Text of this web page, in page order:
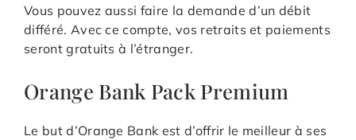
Vous pouvez aussi faire la demande d’un débit
différé. Avec ce compte, vos retraits et paiements
seront gratuits à l’étranger.
Orange Bank Pack Premium
Le but d’Orange Bank est d’offrir le meilleur à ses